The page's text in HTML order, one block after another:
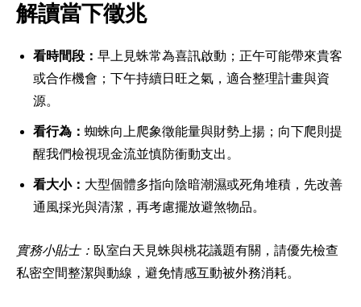
解讀當下徵兆
看時間段： 早上見蛛常為喜訊啟動；正午可能帶來貴客
或合作機會；下午持續日旺之氣，適合整理計畫與資
源。
看行為： 蜘蛛向上爬象徵能量與財勢上揚；向下爬則提
醒我們檢視現金流並慎防衝動支出。
看大小： 大型個體多指向陰暗潮濕或死角堆積，先改善
通風採光與清潔，再考慮擺放避煞物品。
實務小貼士： 臥室白天見蛛與桃花議題有關，請優先檢查
私密空間整潔與動線，避免情感互動被外務消耗。